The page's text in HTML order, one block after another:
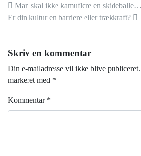
Indlæg navigation
Man skal ikke kamuflere en skideballe…
Er din kultur en barriere eller trækkraft?
Skriv en kommentar
Din e-mailadresse vil ikke blive publiceret.
markeret med *
Kommentar *